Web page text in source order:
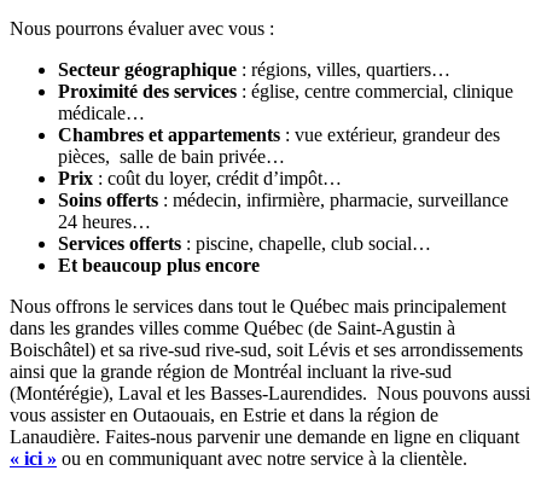
Nous pourrons évaluer avec vous :
Secteur géographique : régions, villes, quartiers…
Proximité des services : église, centre commercial, clinique
médicale…
Chambres et appartements : vue extérieur, grandeur des
pièces, salle de bain privée…
Prix : coût du loyer, crédit d’impôt…
Soins offerts : médecin, infirmière, pharmacie, surveillance
24 heures…
Services offerts : piscine, chapelle, club social…
Et beaucoup plus encore
Nous offrons le services dans tout le Québec mais principalement
dans les grandes villes comme Québec (de Saint-Agustin à
Boischâtel) et sa rive-sud rive-sud, soit Lévis et ses arrondissements
ainsi que la grande région de Montréal incluant la rive-sud
(Montérégie), Laval et les Basses-Laurendides. Nous pouvons aussi
vous assister en Outaouais, en Estrie et dans la région de
Lanaudière. Faites-nous parvenir une demande en ligne en cliquant
« ici » ou en communiquant avec notre service à la clientèle.